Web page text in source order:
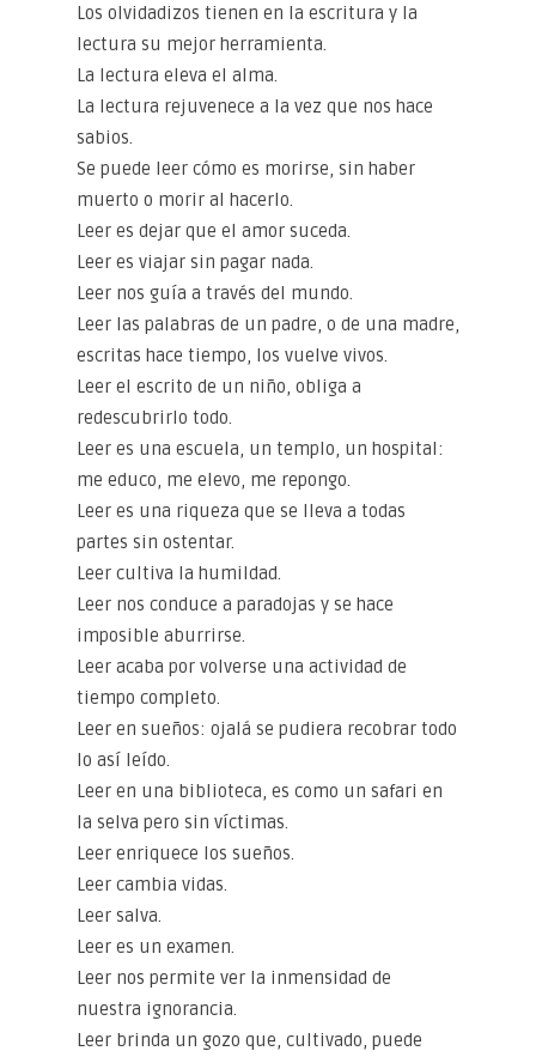
Los olvidadizos tienen en la escritura y la
lectura su mejor herramienta.
La lectura eleva el alma.
La lectura rejuvenece a la vez que nos hace
sabios.
Se puede leer cómo es morirse, sin haber
muerto o morir al hacerlo.
Leer es dejar que el amor suceda.
Leer es viajar sin pagar nada.
Leer nos guía a través del mundo.
Leer las palabras de un padre, o de una madre,
escritas hace tiempo, los vuelve vivos.
Leer el escrito de un niño, obliga a
redescubrirlo todo.
Leer es una escuela, un templo, un hospital:
me educo, me elevo, me repongo.
Leer es una riqueza que se lleva a todas
partes sin ostentar.
Leer cultiva la humildad.
Leer nos conduce a paradojas y se hace
imposible aburrirse.
Leer acaba por volverse una actividad de
tiempo completo.
Leer en sueños: ojalá se pudiera recobrar todo
lo así leído.
Leer en una biblioteca, es como un safari en
la selva pero sin víctimas.
Leer enriquece los sueños.
Leer cambia vidas.
Leer salva.
Leer es un examen.
Leer nos permite ver la inmensidad de
nuestra ignorancia.
Leer brinda un gozo que, cultivado, puede